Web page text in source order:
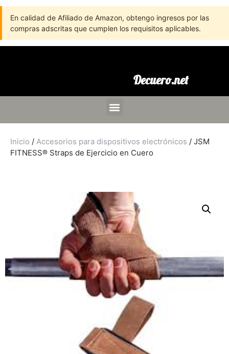
En calidad de Afiliado de Amazon, obtengo ingresos por las
compras adscritas que cumplen los requisitos aplicables.
Decuero.net
Inicio / Accesorios para dispositivos electrónicos / JSM
FITNESS® Straps de Ejercicio en Cuero